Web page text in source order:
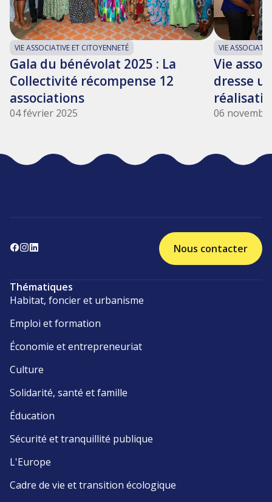
VIE ASSOCIATIVE ET CITOYENNETÉ
Gala du bénévolat 2025 : La
Collectivité récompense 12
associations
04 février 2025
VIE
Vie
dresse
06
Nous contacter
Thématiques
Habitat, foncier et urbanisme
Emploi et formation
Économie et entrepreneuriat
Culture
Solidarité, santé et famille
Éducation
Sécurité et tranquillité publique
L'Europe
Cadre de vie et transition écologique